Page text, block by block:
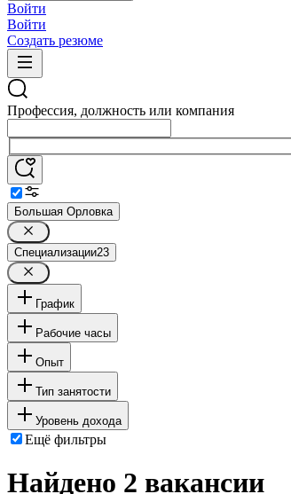
Войти
Войти
Создать резюме
Профессия, должность или компания
Большая Орловка
Специализации23
График
Рабочие часы
Опыт
Тип занятости
Уровень дохода
Ещё фильтры
Найдено 2 вакансии